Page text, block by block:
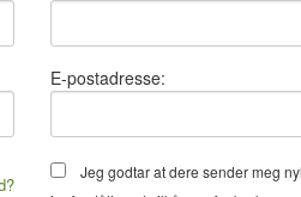
E-postadresse:
Jeg godtar at dere sender meg